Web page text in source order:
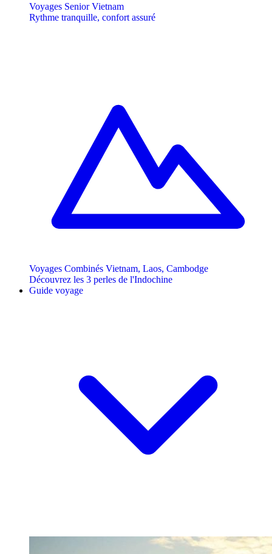
Voyages Senior Vietnam
Rythme tranquille, confort assuré
Voyages Combinés Vietnam, Laos, Cambodge
Découvrez les 3 perles de l'Indochine
Guide voyage